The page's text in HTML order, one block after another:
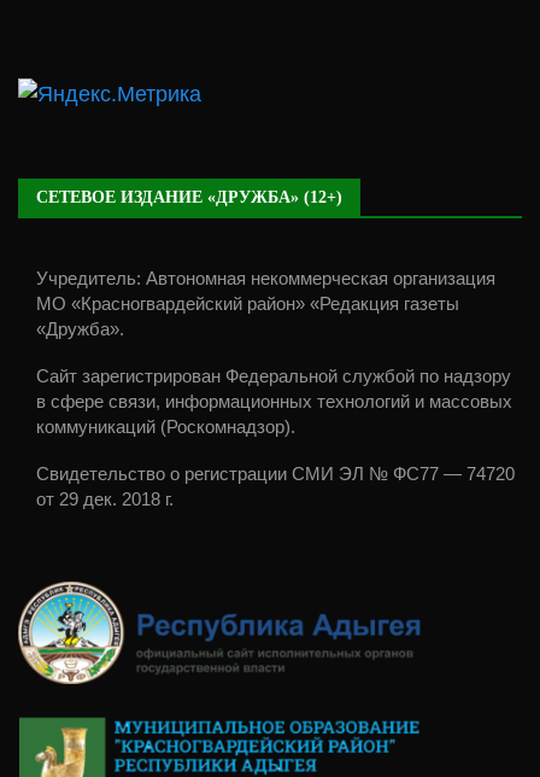
СЕТЕВОЕ ИЗДАНИЕ «ДРУЖБА» (12+)
Учредитель: Автономная некоммерческая организация
МО «Красногвардейский район» «Редакция газеты
«Дружба».
Сайт зарегистрирован Федеральной службой по надзору
в сфере связи, информационных технологий и массовых
коммуникаций (Роскомнадзор).
Свидетельство о регистрации СМИ ЭЛ № ФС77 — 74720
от 29 дек. 2018 г.